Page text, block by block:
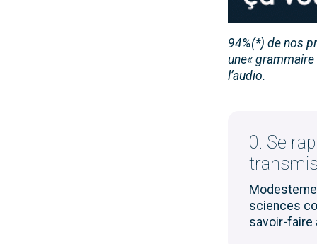
94%(*) de nos
une« grammaire
l’audio.
0. Se
sciences
savoir-faire